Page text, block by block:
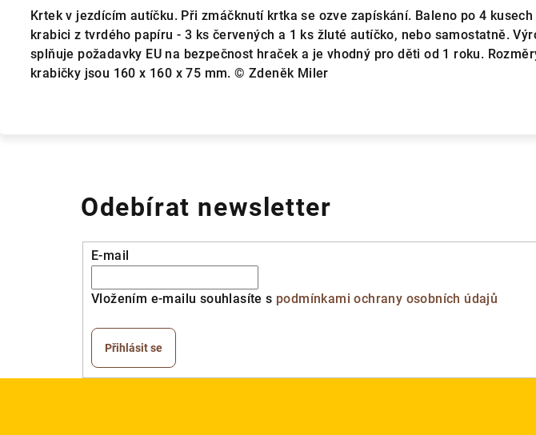
Krtek v jezdícím autíčku. Při zmáčknutí krtka se ozve zapískání. Baleno po 4 kusech
krabici z tvrdého papíru - 3 ks červených a 1 ks žluté autíčko, nebo samostatně.
splňuje požadavky EU na bezpečnost hraček a je vhodný pro děti od 1 roku.
krabičky jsou 160 x 160 x 75 mm. © Zdeněk Miler
Odebírat newsletter
E-mail
Vložením e-mailu souhlasíte s podmínkami ochrany osobních údajů
Přihlásit se